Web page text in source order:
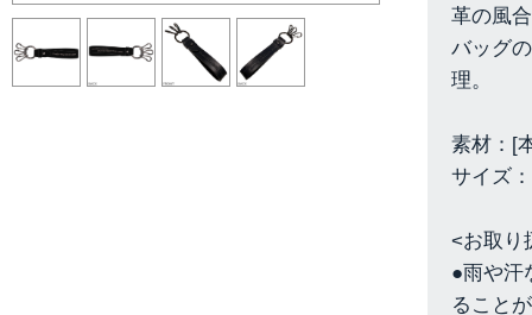
革の風
バッグ
理。
素材：[
サイズ
<お取り
●雨や汗
ること